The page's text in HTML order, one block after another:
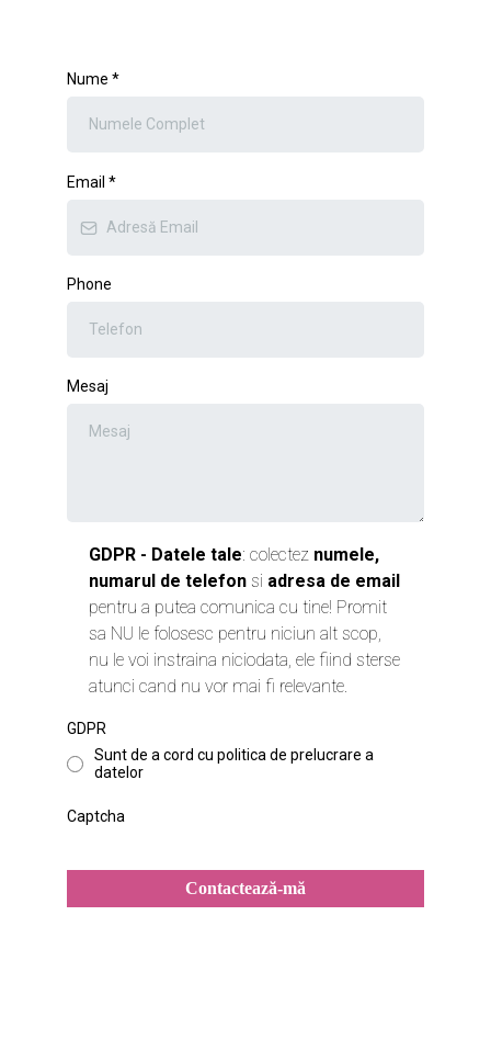
Nume *
Email *
Phone
Mesaj
GDPR - Datele tale: colectez numele,
numarul de telefon si adresa de email
pentru a putea comunica cu tine! Promit
sa NU le folosesc pentru niciun alt scop,
nu le voi instraina niciodata, ele fiind sterse
atunci cand nu vor mai fi relevante.
GDPR
Sunt de a cord cu politica de prelucrare a
datelor
Captcha
Contactează-mă